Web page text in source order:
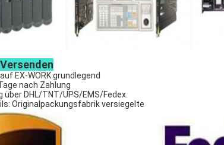
EX-WORK grundlegend
nach Zahlung
über DHL/TNT/UPS/EMS/Fedex.
Originalpackungsfabrik versiegelte